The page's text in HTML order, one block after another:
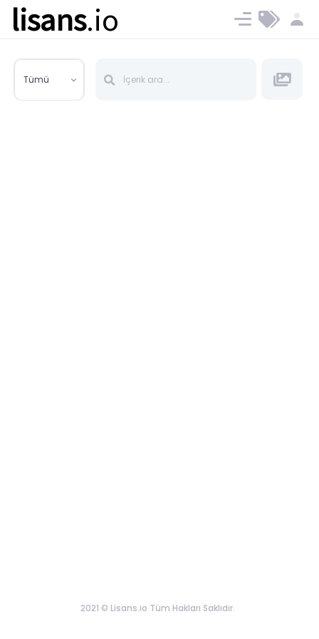
lisans.io Ücret ve Planlar
Tümü
2021 © Lisans.io Tüm Hakları Saklıdır.